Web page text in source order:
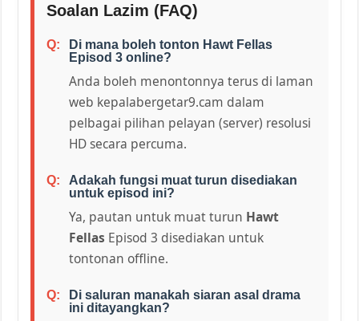
Soalan Lazim (FAQ)
Di mana boleh tonton Hawt Fellas
Episod 3 online?
Anda boleh menontonnya terus di laman
web kepalabergetar9.cam dalam
pelbagai pilihan pelayan (server) resolusi
HD secara percuma.
Adakah fungsi muat turun disediakan
untuk episod ini?
Ya, pautan untuk muat turun Hawt
Fellas Episod 3 disediakan untuk
tontonan offline.
Di saluran manakah siaran asal drama
ini ditayangkan?